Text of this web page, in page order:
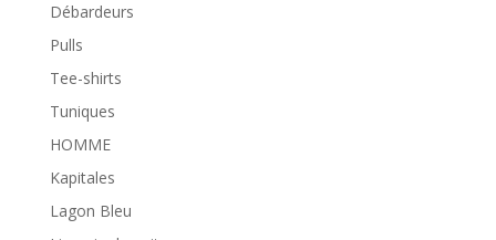
Débardeurs
Pulls
Tee-shirts
Tuniques
HOMME
Kapitales
Lagon Bleu